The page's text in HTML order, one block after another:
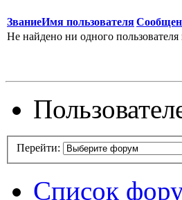
ЗваниеИмя пользователя
Не найдено ни одного
Перейти:
Список